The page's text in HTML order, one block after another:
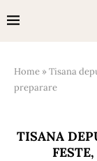
Home »Tisana
preparare
TISANA